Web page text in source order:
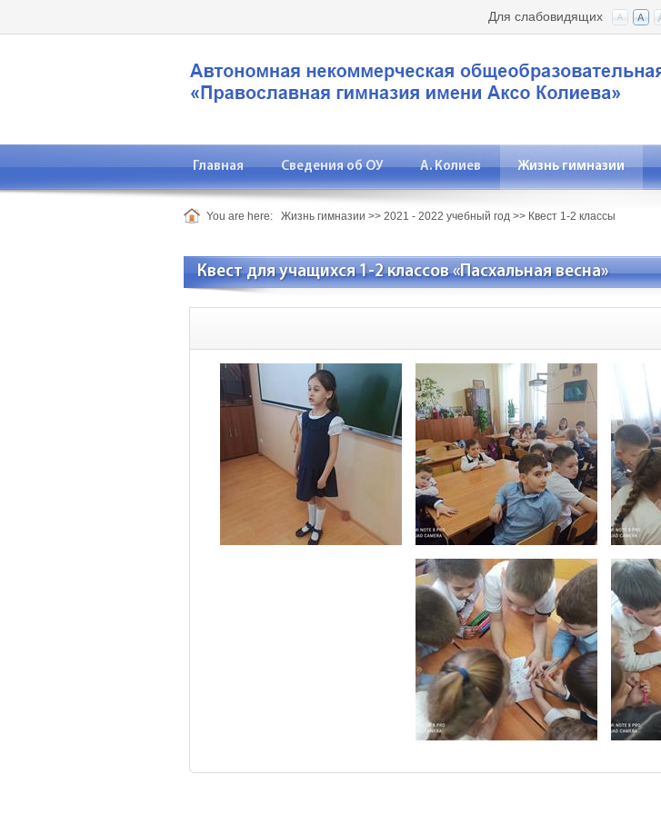
Для слабовидящих
Главная Сведения об ОУ А. Колиев Жизнь гимназии
You are here: Жизнь гимназии >> 2021 - 2022 учебный год >> Квест 1-2 классы
Квест для учащихся 1-2 классов «Пасхальная весна»